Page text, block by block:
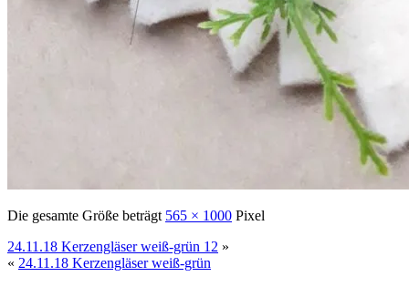
Die gesamte Größe beträgt 565 × 1000 Pixel
24.11.18 Kerzengläser weiß-grün 12 »
« 24.11.18 Kerzengläser weiß-grün